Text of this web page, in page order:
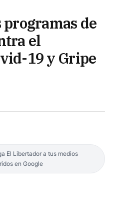
programas de
el
19 y Gripe
El Libertador a tus medios
en Google